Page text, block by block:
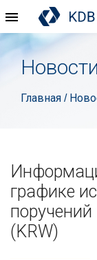
Новости
Главная /
графике
(KRW)